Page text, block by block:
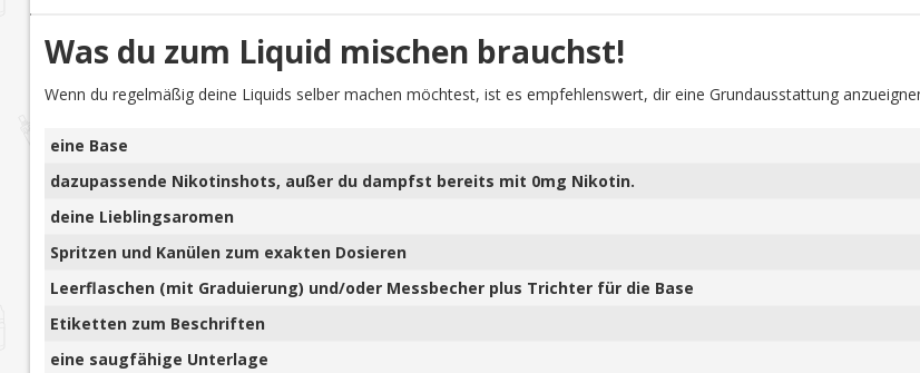
Was du zum Liquid mischen brauchst!
Wenn du regelmäßig deine Liquids selber machen möchtest, ist es empfehlenswert, dir eine Grundausstattung
eine Base
dazupassende Nikotinshots, außer du dampfst bereits mit 0mg Nikotin.
deine Lieblingsaromen
Spritzen und Kanülen zum exakten Dosieren
Leerflaschen (mit Graduierung) und/oder Messbecher plus Trichter für die Base
Etiketten zum Beschriften
eine saugfähige Unterlage